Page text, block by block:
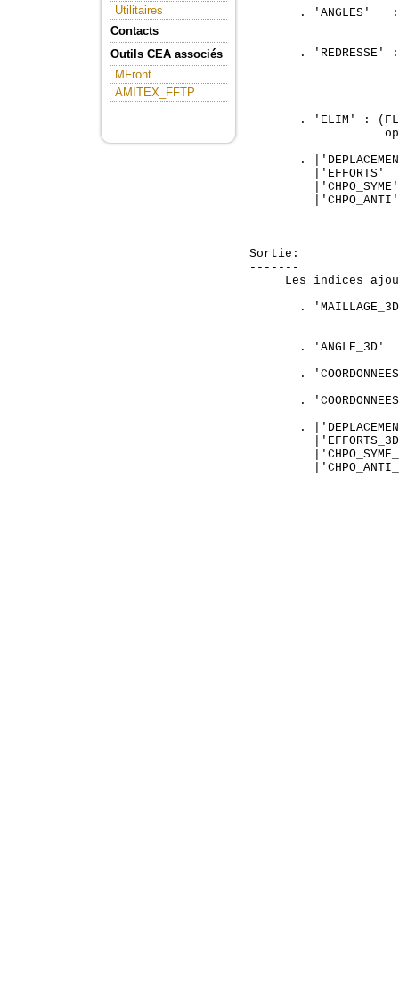
Utilitaires
Contacts
Outils CEA associés
MFront
AMITEX_FFTP
. 'ANGLES'
. 'REDRESSE'
. 'ELIM' :
.
|'EFFORTS'
Sortie:
-------
Les indices
.
. 'ANGLE_3D'
.
.
.